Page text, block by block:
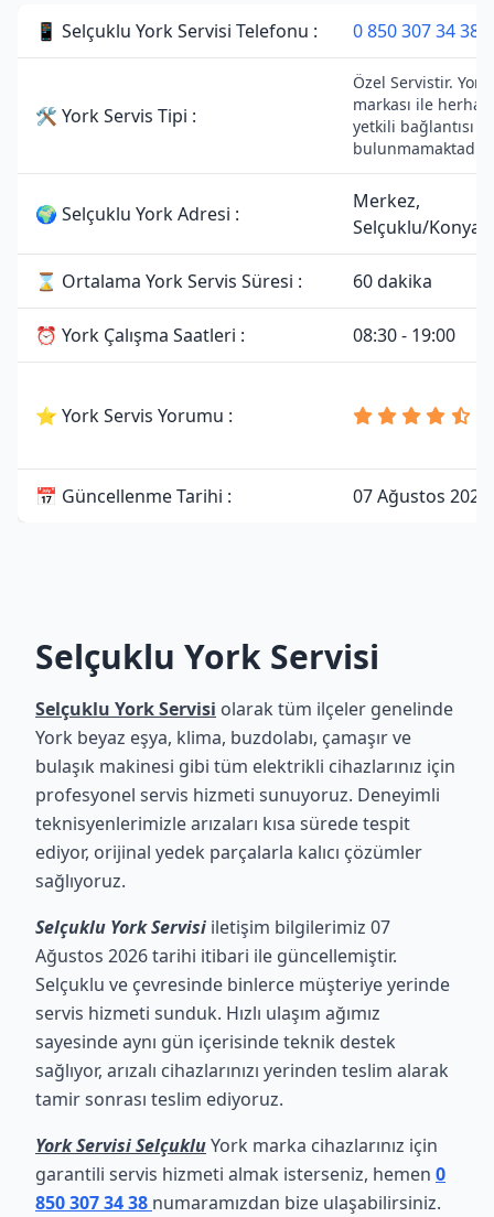
📱 Selçuklu York Servisi Telefonu : 0 850 307 34 38
🛠 York Servis Tipi :
Özel Servistir. York
markası ile
yetkili bağlantısı
bulunmamaktadır.
🌍 Selçuklu York Adresi :
Merkez,
Selçuklu/Konya
⌛ Ortalama York Servis Süresi : 60 dakika
⏰ York Çalışma Saatleri : 08:30 - 19:00
⭐ York Servis Yorumu :
📅 Güncellenme Tarihi : 07 Ağustos 2026
Selçuklu York Servisi
Selçuklu York Servisi olarak tüm ilçeler genelinde
York beyaz eşya, klima, buzdolabı, çamaşır ve
bulaşık makinesi gibi tüm elektrikli cihazlarınız için
profesyonel servis hizmeti sunuyoruz. Deneyimli
teknisyenlerimizle arızaları kısa sürede tespit
ediyor, orijinal yedek parçalarla kalıcı çözümler
sağlıyoruz.
Selçuklu York Servisi iletişim bilgilerimiz 07
Ağustos 2026 tarihi itibari ile güncellemiştir.
Selçuklu ve çevresinde binlerce müşteriye yerinde
servis hizmeti sunduk. Hızlı ulaşım ağımız
sayesinde aynı gün içerisinde teknik destek
sağlıyor, arızalı cihazlarınızı yerinden teslim alarak
tamir sonrası teslim ediyoruz.
York Servisi SelçukluYork marka cihazlarınız için
garantili servis hizmeti almak isterseniz, hemen 0
850 307 34 38 numaramızdan bize ulaşabilirsiniz.